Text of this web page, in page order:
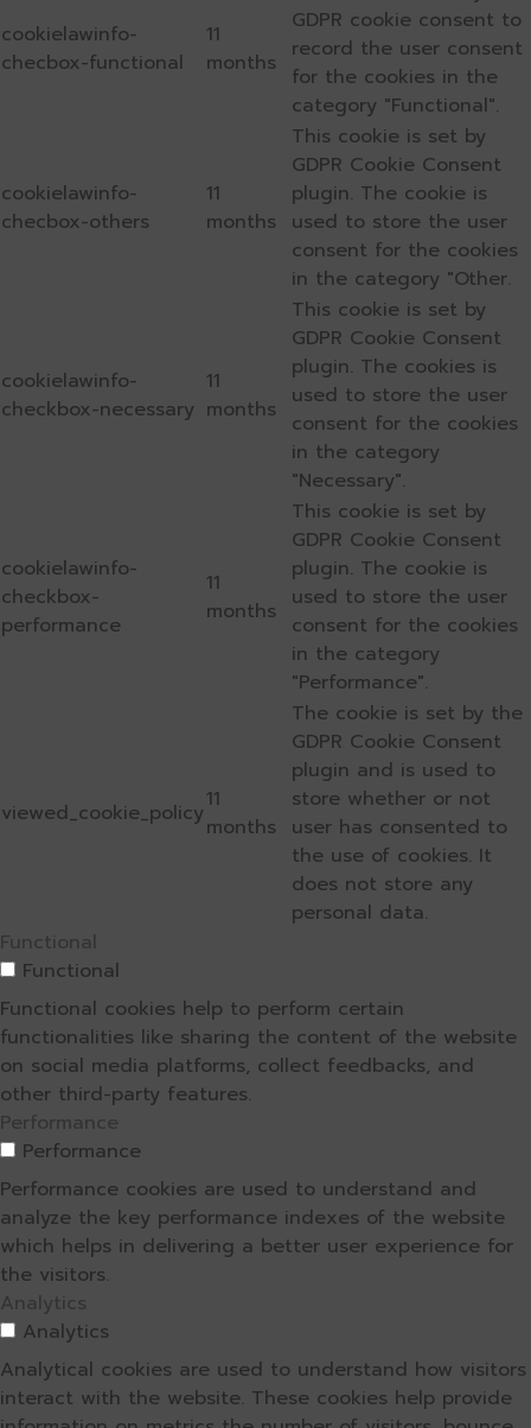
cookielawinfo-
checbox-functional
11
months
GDPR cookie consent to
record the user consent
for the cookies in the
category "Functional".
cookielawinfo-
checbox-others
11
months
This cookie is set by
GDPR Cookie Consent
plugin. The cookie is
used to store the user
consent for the cookies
in the category "Other.
cookielawinfo-
checkbox-necessary
11
months
This cookie is set by
GDPR Cookie Consent
plugin. The cookies is
used to store the user
consent for the cookies
in the category
"Necessary".
cookielawinfo-
checkbox-
performance
11
months
This cookie is set by
GDPR Cookie Consent
plugin. The cookie is
used to store the user
consent for the cookies
in the category
"Performance".
viewed_cookie_policy11
months
The cookie is set by the
GDPR Cookie Consent
plugin and is used to
store whether or not
user has consented to
the use of cookies. It
does not store any
personal data.
Functional
Functional
Functional cookies help to perform certain
functionalities like sharing the content of the website
on social media platforms, collect feedbacks, and
other third-party features.
Performance
Performance
Performance cookies are used to understand and
analyze the key performance indexes of the website
which helps in delivering a better user experience for
the visitors.
Analytics
Analytics
Analytical cookies are used to understand how visitors
interact with the website. These cookies help provide